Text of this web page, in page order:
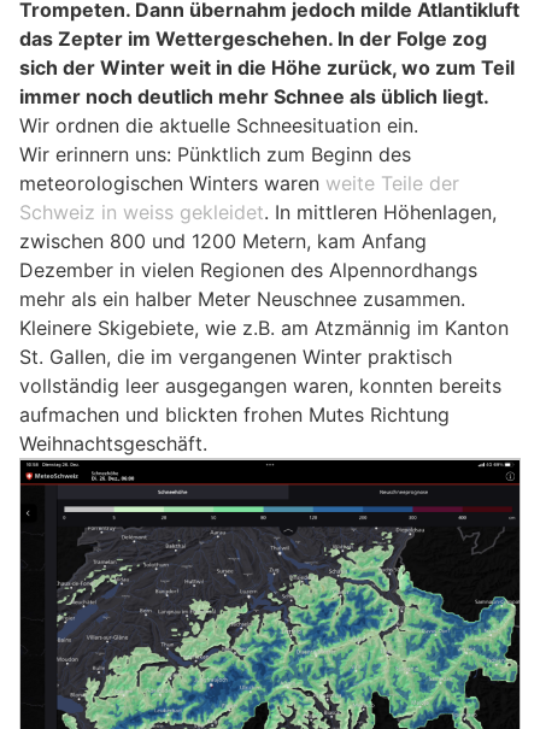
Trompeten. Dann übernahm jedoch milde Atlantikluft
das Zepter im Wettergeschehen. In der Folge zog
sich der Winter weit in die Höhe zurück, wo zum Teil
immer noch deutlich mehr Schnee als üblich liegt.
Wir ordnen die aktuelle Schneesituation ein.
Wir erinnern uns: Pünktlich zum Beginn des
meteorologischen Winters waren weite Teile der
Schweiz in weiss gekleidet. In mittleren Höhenlagen,
zwischen 800 und 1200 Metern, kam Anfang
Dezember in vielen Regionen des Alpennordhangs
mehr als ein halber Meter Neuschnee zusammen.
Kleinere Skigebiete, wie z.B. am Atzmännig im Kanton
St. Gallen, die im vergangenen Winter praktisch
vollständig leer ausgegangen waren, konnten bereits
aufmachen und blickten frohen Mutes Richtung
Weihnachtsgeschäft.